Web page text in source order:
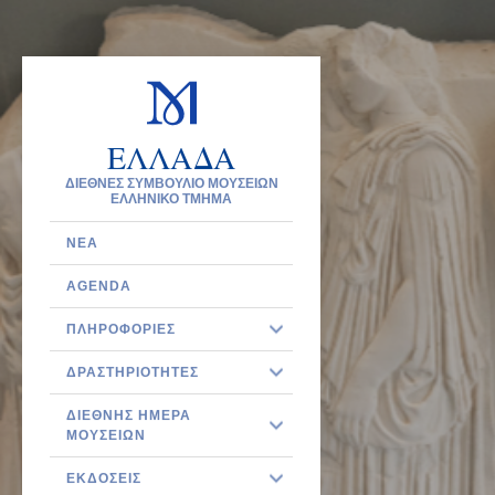
ΕΛΛΑΔΑ
ΔΙΕΘΝΕΣ ΣΥΜΒΟΥΛΙΟ ΜΟΥΣΕΙΩΝ
ΕΛΛΗΝΙΚΟ ΤΜΗΜΑ
ΝΈΑ
AGENDA
ΠΛΗΡΟΦΟΡΊΕΣ
ΔΡΑΣΤΗΡΙΌΤΗΤΕΣ
ΔΙΕΘΝΉΣ ΗΜΈΡΑ
ΜΟΥΣΕΊΩΝ
ΕΚΔΌΣΕΙΣ